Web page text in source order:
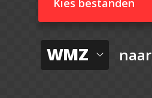
Kies bestanden
WMZ naar